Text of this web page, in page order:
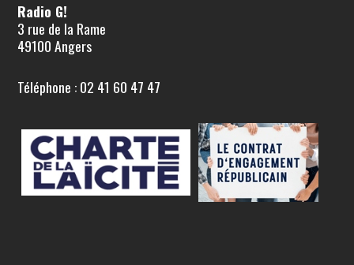
Radio G!
3 rue de la Rame
49100 Angers
Téléphone : 02 41 60 47 47